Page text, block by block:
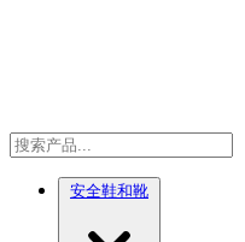
安全鞋和靴